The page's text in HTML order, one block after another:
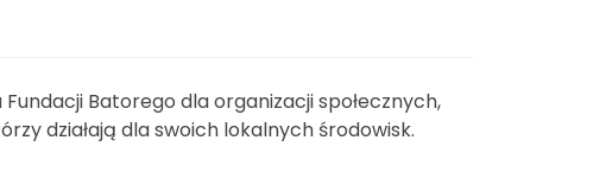
Fundacji Batorego dla organizacji społecznych,
działają dla swoich lokalnych środowisk.